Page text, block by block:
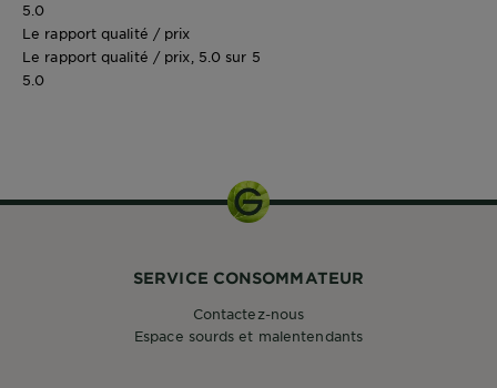
5.0
Le rapport qualité / prix
Le rapport qualité / prix, 5.0 sur 5
5.0
SERVICE CONSOMMATEUR
Contactez-nous
Espace sourds et malentendants